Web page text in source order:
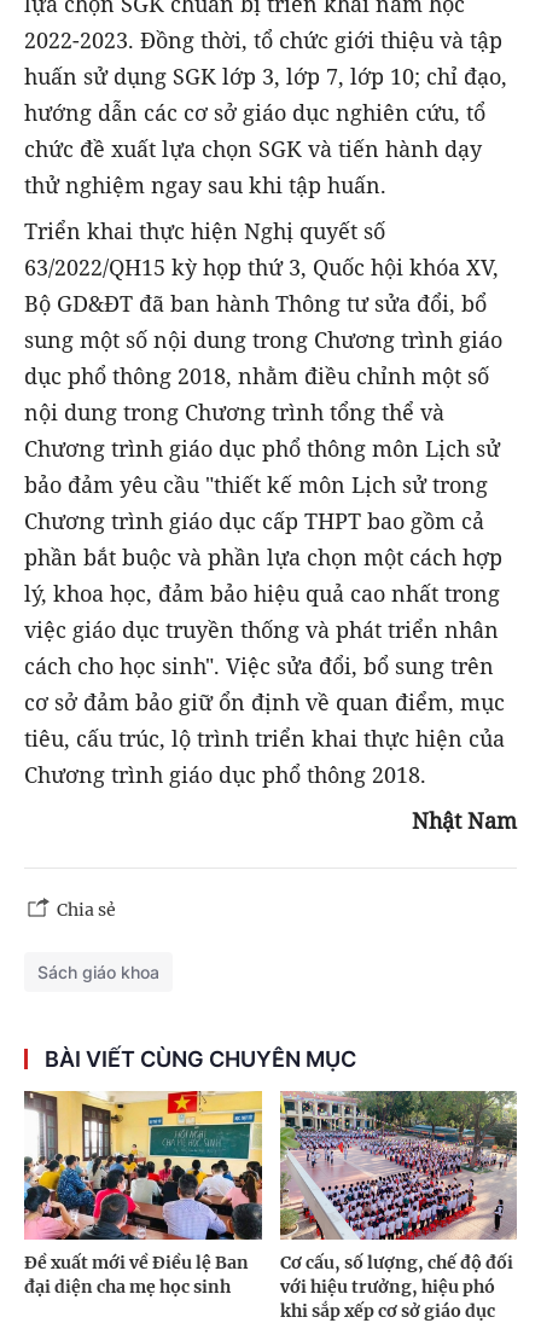
2022-2023. Đồng thời, tổ chức giới thiệu và tập
huấn sử dụng SGK lớp 3, lớp 7, lớp 10; chỉ đạo,
hướng dẫn các cơ sở giáo dục nghiên cứu, tổ
chức đề xuất lựa chọn SGK và tiến hành dạy
thử nghiệm ngay sau khi tập huấn.
Triển khai thực hiện Nghị quyết số
63/2022/QH15 kỳ họp thứ 3, Quốc hội khóa XV,
Bộ GD&ĐT đã ban hành Thông tư sửa đổi, bổ
sung một số nội dung trong Chương trình giáo
dục phổ thông 2018, nhằm điều chỉnh một số
nội dung trong Chương trình tổng thể và
Chương trình giáo dục phổ thông môn Lịch sử
bảo đảm yêu cầu "thiết kế môn Lịch sử trong
Chương trình giáo dục cấp THPT bao gồm cả
phần bắt buộc và phần lựa chọn một cách hợp
lý, khoa học, đảm bảo hiệu quả cao nhất trong
việc giáo dục truyền thống và phát triển nhân
cách cho học sinh". Việc sửa đổi, bổ sung trên
cơ sở đảm bảo giữ ổn định về quan điểm, mục
tiêu, cấu trúc, lộ trình triển khai thực hiện của
Chương trình giáo dục phổ thông 2018.
Nhật Nam
Chia sẻ
Sách giáo khoa
BÀI VIẾT CÙNG CHUYÊN MỤC
Đề xuất mới về Điều lệ Ban
đại diện cha mẹ học sinh
Cơ cấu, số lượng, chế độ đối
với hiệu trưởng, hiệu phó
khi sắp xếp cơ sở giáo dục